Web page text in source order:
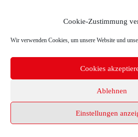
Cookie-Zustimmung
Wir verwenden Cookies, um unsere Website und
Cookies
Ablehnen
Einstellungen
Copyright © 2026 TR-Electronic GmbH
Home Kontakt Impressum